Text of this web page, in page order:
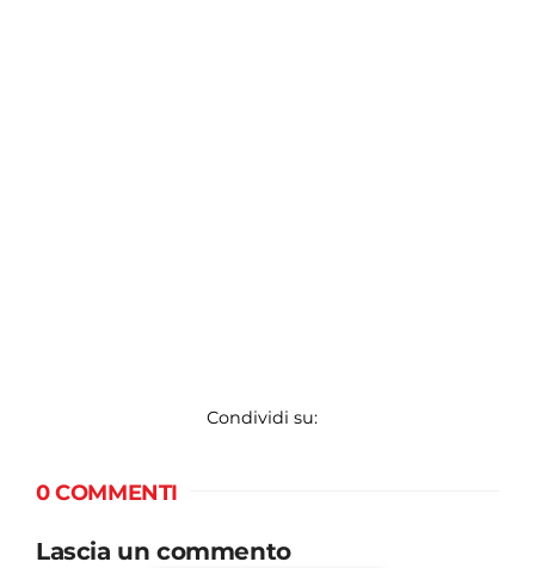
Condividi su:
0 COMMENTI
Lascia un commento